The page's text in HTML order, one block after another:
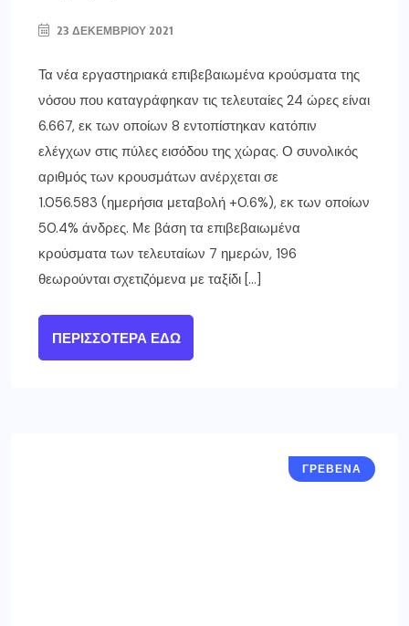
23 ΔΕΚΕΜΒΡΊΟΥ 2021
Τα νέα εργαστηριακά επιβεβαιωμένα κρούσματα της
νόσου που καταγράφηκαν τις τελευταίες 24 ώρες είναι
6.667, εκ των οποίων 8 εντοπίστηκαν κατόπιν
ελέγχων στις πύλες εισόδου της χώρας. Ο συνολικός
αριθμός των κρουσμάτων ανέρχεται σε
1.056.583 (ημερήσια μεταβολή +0.6%), εκ των οποίων
50.4% άνδρες. Με βάση τα επιβεβαιωμένα
κρούσματα των τελευταίων 7 ημερών, 196
θεωρούνται σχετιζόμενα με ταξίδι […]
ΠΕΡΙΣΣΌΤΕΡΑ ΕΔΏ
ΓΡΕΒΕΝΑ